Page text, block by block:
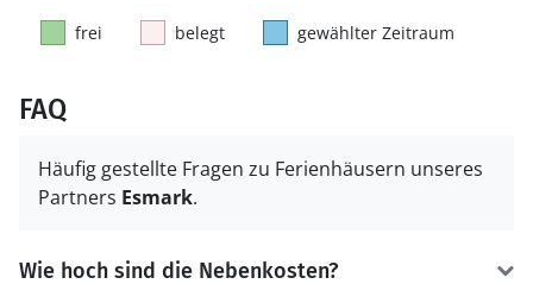
frei belegt gewählter Zeitraum
FAQ
Häufig gestellte Fragen zu Ferienhäusern unseres
Partners Esmark.
Wie hoch sind die Nebenkosten?